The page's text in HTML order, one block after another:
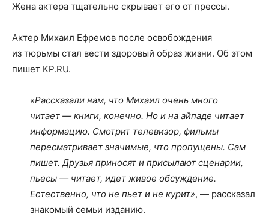
Жена актера тщательно скрывает его от прессы.
Актер Михаил Ефремов после освобождения
из тюрьмы стал вести здоровый образ жизни. Об этом
пишет KP.RU.
«Рассказали нам, что Михаил очень много
читает — книги, конечно. Но и на айпаде читает
информацию. Смотрит телевизор, фильмы
пересматривает значимые, что пропущены. Сам
пишет. Друзья приносят и присылают сценарии,
пьесы — читает, идет живое обсуждение.
Естественно, что не пьет и не курит», — рассказал
знакомый семьи изданию.